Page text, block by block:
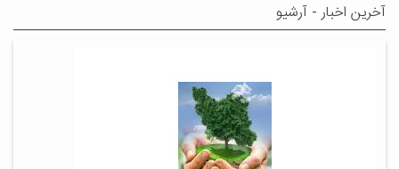
آخرین اخبار - آرشیو